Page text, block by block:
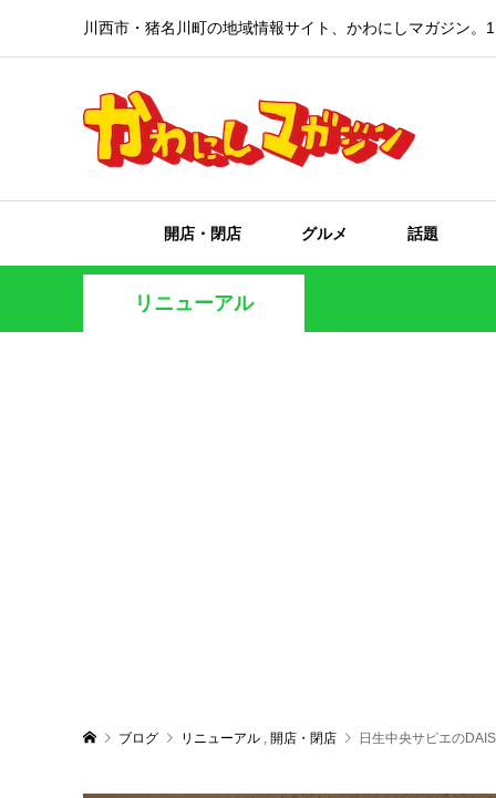
川西市・猪名川町の地域情報サイト、かわにしマガジン。1
開店・閉店 グルメ 話題
リニューアル
ブログ リニューアル , 開店・閉店 日生中央サピエの